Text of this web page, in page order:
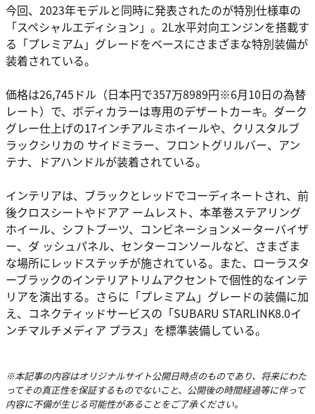
今回、2023年モデルと同時に発表されたのが特別仕様車の
「スペシャルエディション」。2L水平対向エンジンを搭載す
る「プレミアム」グレードをベースにさまざまな特別装備が
装着されている。
価格は26,745ドル（日本円で357万8989円※6月10日の為替
レート）で、ボディカラーは専用のデザートカーキ。ダーク
グレー仕上げの17インチアルミホイールや、クリスタルブ
ラックシリカの サイドミラー、フロントグリルバー、アン
テナ、ドアハンドルが装着されている。
インテリアは、ブラックとレッドでコーディネートされ、前
後クロスシートやドアア ームレスト、本革巻ステアリング
ホイール、シフトブーツ、コンビネーションメーターバイザ
ー、ダ ッシュパネル、センターコンソールなど、さまざま
な場所にレッドステッチが施されている。また、ローラスタ
ーブラックのインテリアトリムアクセントで個性的なインテ
リアを演出する。さらに「プレミアム」グレードの装備に加
え、コネクティッドサービスの「SUBARU STARLINK8.0イ
ンチマルチメディア プラス」を標準装備している。
※本記事の内容はオリジナルサイト公開日時点のものであり、将来にわた
ってその真正性を保証するものでないこと、公開後の時間経過等に伴って
内容に不備が生じる可能性があることをご了承ください。